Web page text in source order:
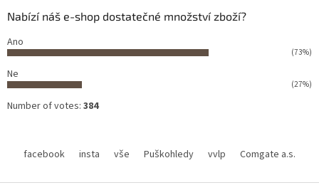
Nabízí náš e-shop dostatečné množství zboží?
Ano
(73%)
Ne
(27%)
Number of votes: 384
facebook insta vše Puškohledy vvlp Comgate a.s.